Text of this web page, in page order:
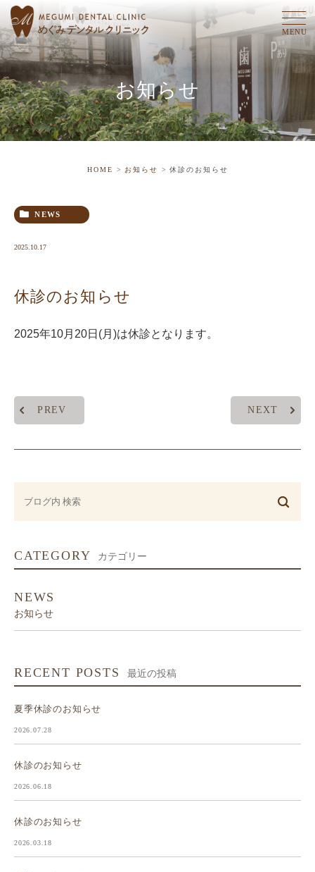
お知らせ
HOME お知らせ 休診のお知らせ
NEWS
2025.10.17
休診のお知らせ
2025年10月20日(月)は休診となります。
PREV NEXT
CATEGORY カテゴリー
NEWS
お知らせ
RECENT POSTS 最近の投稿
夏季休診のお知らせ
2026.07.28
休診のお知らせ
2026.06.18
休診のお知らせ
2026.03.18